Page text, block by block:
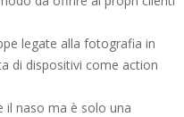
legate alla fotografia in
di dispositivi come action
il naso ma è solo una